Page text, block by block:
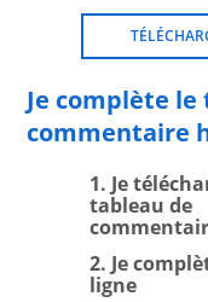
Je complète
commentaire
1. Je
tableau de
2. Je
ligne